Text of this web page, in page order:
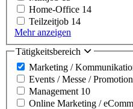
Home-Office 14
Teilzeitjob 14
Mehr anzeigen
Tätigkeitsbereich
Marketing /
Events / Messe /
Management 10
Online Marketing /